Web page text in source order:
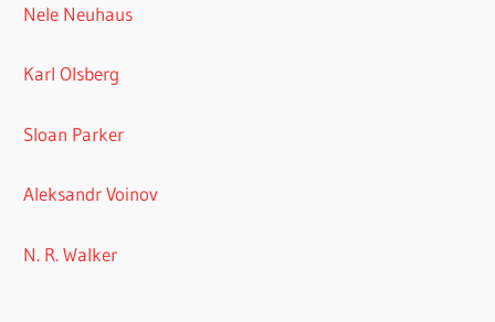
Nele Neuhaus
Karl Olsberg
Sloan Parker
Aleksandr Voinov
N. R. Walker